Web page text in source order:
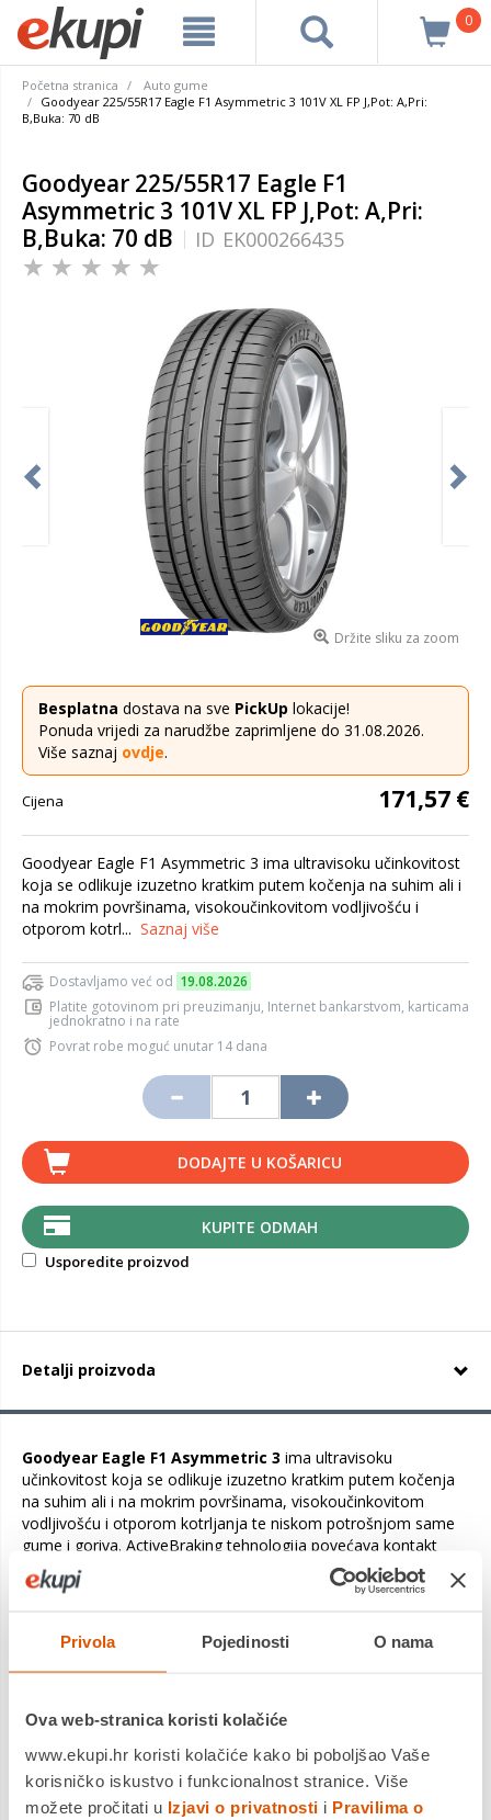
Privola Pojedinosti O nama
Ova web-stranica koristi kolačiće
www.ekupi.hr koristi kolačiće kako bi poboljšao Vaše
korisničko iskustvo i funkcionalnost stranice. Više
možete pročitati u Izjavi o privatnosti i Pravilima o
0
Početna stranica
Auto gume
Goodyear 225/55R17 Eagle F1 Asymmetric 3 101V XL FP J,Pot: A,Pri:
B,Buka: 70 dB
Goodyear 225/55R17 Eagle F1
Asymmetric 3 101V XL FP J,Pot: A,Pri:
B,Buka: 70 dB
ID EK000266435
Držite sliku za zoom
Besplatna dostava na sve PickUp lokacije!
Ponuda vrijedi za narudžbe zaprimljene do 31.08.2026.
Više saznaj ovdje.
Cijena 171,57 €
Goodyear Eagle F1 Asymmetric 3 ima ultravisoku učinkovitost
koja se odlikuje izuzetno kratkim putem kočenja na suhim ali i
na mokrim površinama, visokoučinkovitom vodljivošću i
otporom kotrl... Saznaj više
Dostavljamo već od 19.08.2026
Platite gotovinom pri preuzimanju, Internet bankarstvom, karticama
jednokratno i na rate
Povrat robe moguć unutar 14 dana
DODAJTE U KOŠARICU
KUPITE ODMAH
Usporedite proizvod
Detalji proizvoda
Goodyear Eagle F1 Asymmetric 3 ima ultravisoku
učinkovitost koja se odlikuje izuzetno kratkim putem kočenja
na suhim ali i na mokrim površinama, visokoučinkovitom
vodljivošću i otporom kotrljanja te niskom potrošnjom same
gume i goriva. ActiveBraking tehnologija povećava kontakt
gume i ceste tijekom kočenja. Eagle F1 Asymmetric 3
konstruirana je od posebne smjese koja poboljšava prianjanje,
Pojačana
upravljanja je s
novom
tehnologija